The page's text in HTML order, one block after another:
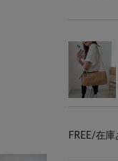
FREE/在庫